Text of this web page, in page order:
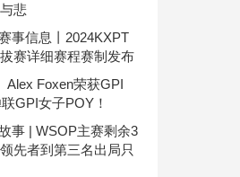
悲
事信息丨2024KXPT
赛详细赛程赛制发布
Alex Foxen荣获GPI
GPI女子POY！
事 | WSOP主赛剩余3
先者到第三名出局只